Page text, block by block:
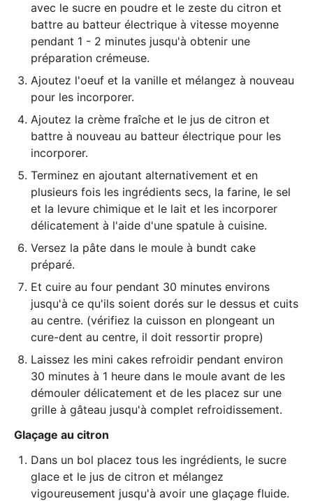
avec le sucre en poudre et le zeste du citron et
battre au batteur électrique à vitesse moyenne
pendant 1 - 2 minutes jusqu'à obtenir une
préparation crémeuse.
Ajoutez l'oeuf et la vanille et mélangez à nouveau
pour les incorporer.
Ajoutez la crème fraîche et le jus de citron et
battre à nouveau au batteur électrique pour les
incorporer.
Terminez en ajoutant alternativement et en
plusieurs fois les ingrédients secs, la farine, le sel
et la levure chimique et le lait et les incorporer
délicatement à l'aide d'une spatule à cuisine.
Versez la pâte dans le moule à bundt cake
préparé.
Et cuire au four pendant 30 minutes environs
jusqu'à ce qu'ils soient dorés sur le dessus et cuits
au centre. (vérifiez la cuisson en plongeant un
cure-dent au centre, il doit ressortir propre)
Laissez les mini cakes refroidir pendant environ
30 minutes à 1 heure dans le moule avant de les
démouler délicatement et de les placez sur une
grille à gâteau jusqu'à complet refroidissement.
Glaçage au citron
Dans un bol placez tous les ingrédients, le sucre
glace et le jus de citron et mélangez
vigoureusement jusqu'à avoir une glaçage fluide.